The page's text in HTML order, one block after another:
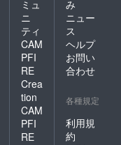
ミュ
ニ
ティ
CAM
PFI
RE
Crea
tion
CAM
PFI
RE
み
ニュー
ス
ヘルプ
お問い
合わせ
各種規定
利用規
約